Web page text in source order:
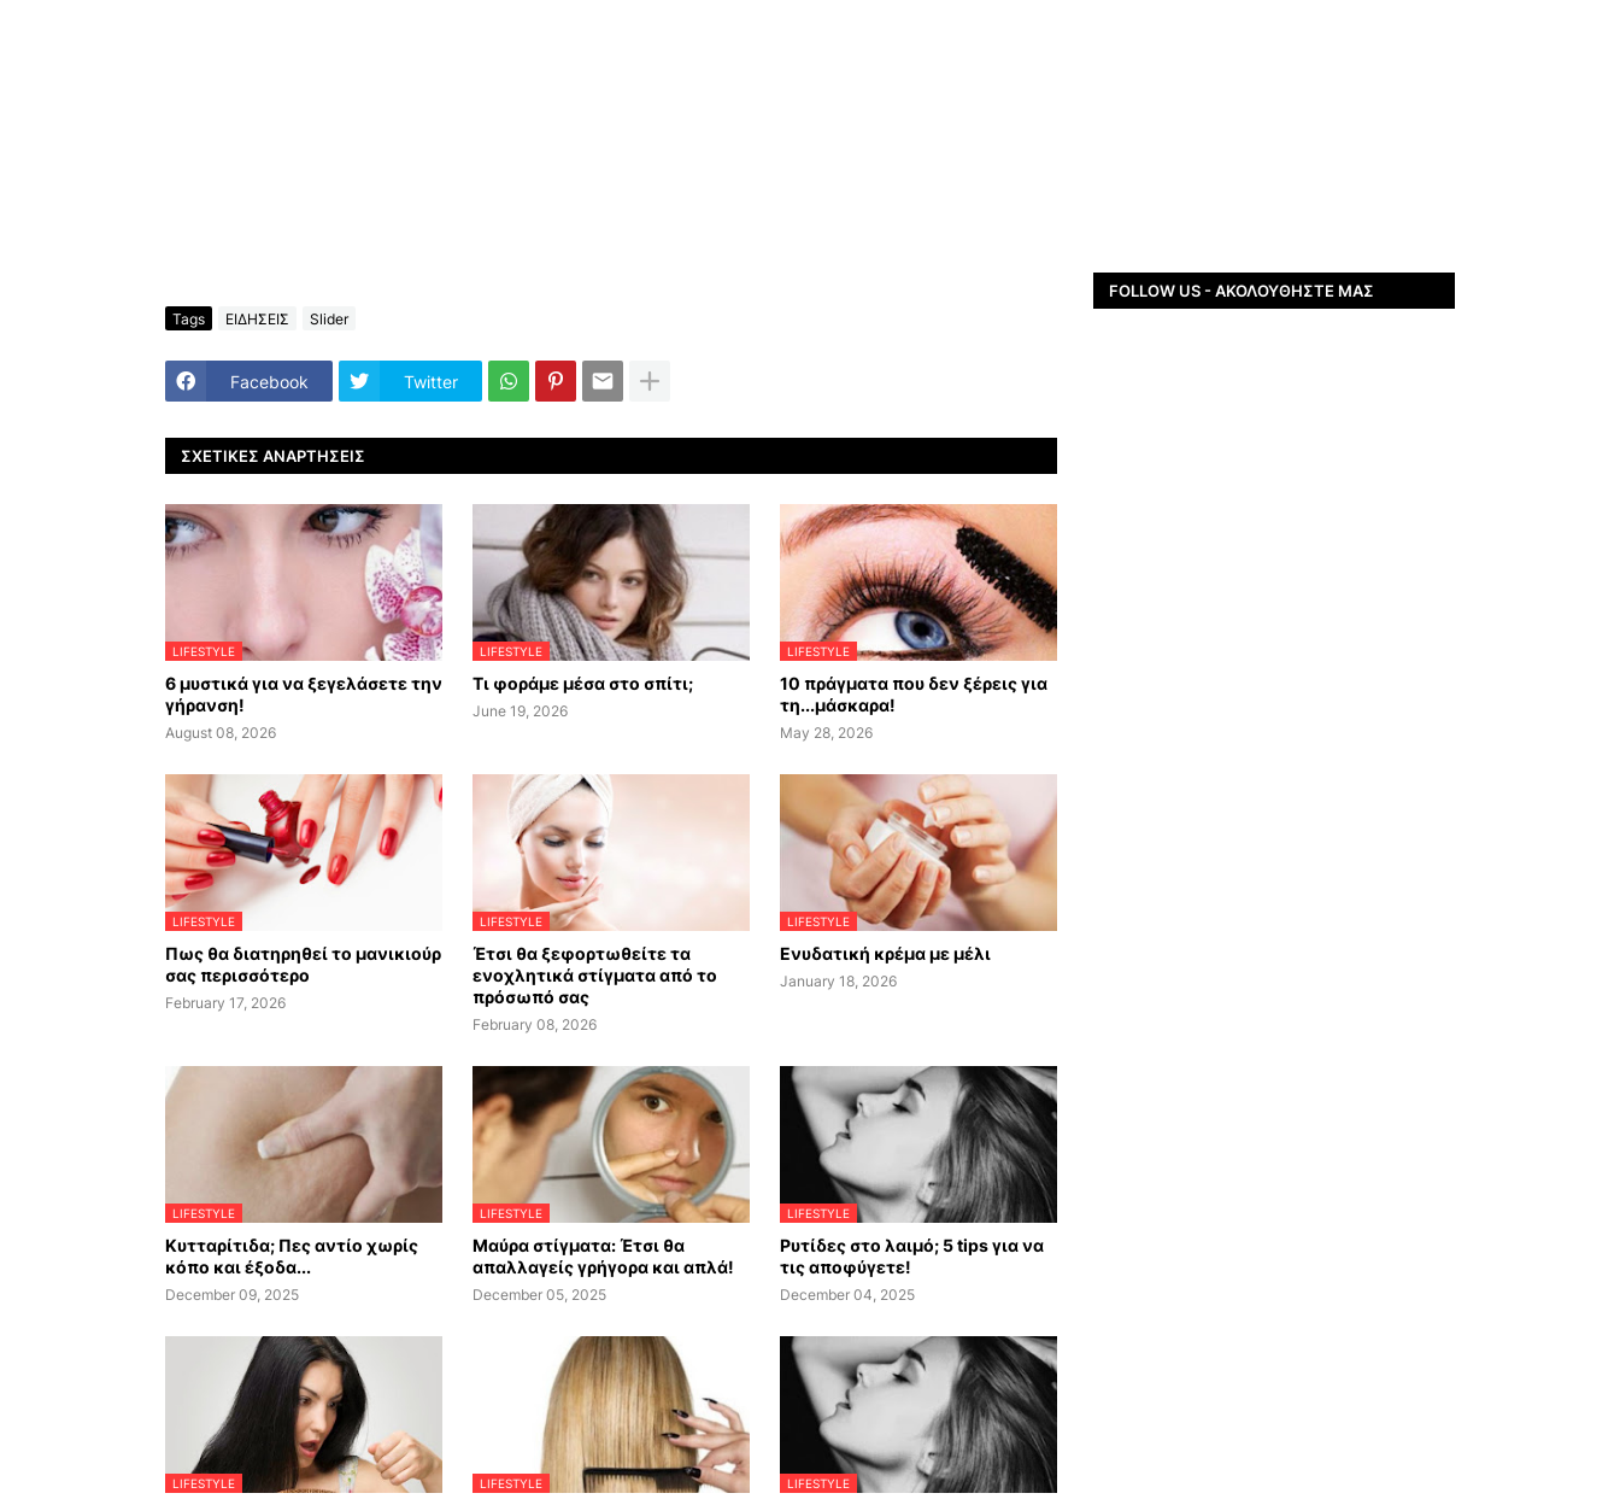
Tags ΕΙΔΗΣΕΙΣ Slider
Facebook Twitter
ΣΧΕΤΙΚΈΣ ΑΝΑΡΤΉΣΕΙΣ
LIFESTYLE
6 μυστικά για να ξεγελάσετε την
γήρανση!
August 08, 2026
LIFESTYLE
Τι φοράμε μέσα στο σπίτι;
June 19, 2026
LIFESTYLE
10 πράγματα που δεν ξέρεις για
τη...μάσκαρα!
May 28, 2026
LIFESTYLE
Πως θα διατηρηθεί το μανικιούρ
σας περισσότερο
February 17, 2026
LIFESTYLE
Έτσι θα ξεφορτωθείτε τα
ενοχλητικά στίγματα από το
πρόσωπό σας
February 08, 2026
LIFESTYLE
Ενυδατική κρέμα με μέλι
January 18, 2026
LIFESTYLE
Κυτταρίτιδα; Πες αντίο χωρίς
κόπο και έξοδα...
December 09, 2025
LIFESTYLE
Μαύρα στίγματα: Έτσι θα
απαλλαγείς γρήγορα και απλά!
December 05, 2025
LIFESTYLE
Ρυτίδες στο λαιμό; 5 tips για να
τις αποφύγετε!
December 04, 2025
LIFESTYLE LIFESTYLE LIFESTYLE
FOLLOW US - ΑΚΟΛΟΥΘΉΣΤΕ ΜΑΣ